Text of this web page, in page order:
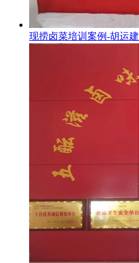
现捞卤菜培训案例-胡运建